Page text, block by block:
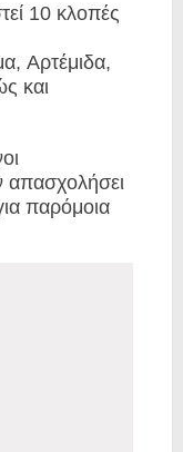
10 κλοπές
, Αρτέμιδα,
και
απασχολήσει
παρόμοια